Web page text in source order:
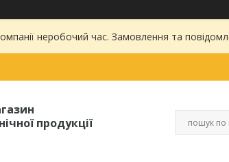
неробочий час. Замовлення та
продукції